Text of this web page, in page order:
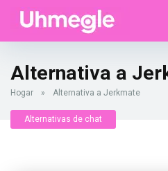
Alternativa a
Hogar » Alternativa a Jerkmate
Alternativas de chat